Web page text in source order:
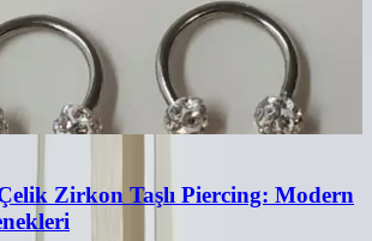
Zirkon Taşlı Piercing: Modern